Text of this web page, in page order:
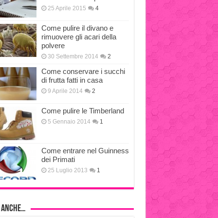
25 Aprile 2015 4
Come pulire il divano e
rimuovere gli acari della
polvere
30 Settembre 2014 2
Come conservare i succhi
di frutta fatti in casa
9 Aprile 2014 2
Come pulire le Timberland
5 Gennaio 2014 1
Come entrare nel Guinness
dei Primati
25 Luglio 2013 1
anche…